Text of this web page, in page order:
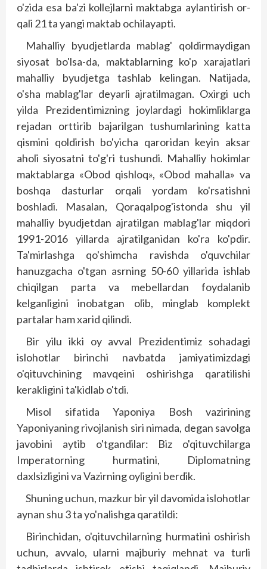
o'zida esa ba'zi kollejlarni maktabga aylantirish or­
qali 21 ta yangi maktab ochilayapti.
Mahalliy byudjetlarda mablag' qoldirmaydigan
siyosat bo'lsa-da, maktablarning ko'p xarajatlari
mahalliy byudjetga tashlab kelingan. Natijada,
o'sha mablag'lar deyarli ajratilmagan. Oxirgi uch
yilda Prezidentimizning joylardagi hokimliklarga
rejadan orttirib bajarilgan tushumlarining katta
qismini qoldirish bo'yicha qaroridan keyin aksar
aholi siyosatni to'g'ri tushundi. Mahalliy hokimlar
maktablarga «Obod qishloq», «Obod mahalla» va
boshqa dasturlar orqali yordam ko'rsatishni
boshladi. Masalan, Qoraqalpog'istonda shu yil
mahalliy byudjetdan ajratilgan mablag'lar miqdori
1991-2016 yillarda ajratilganidan ko'ra ko'pdir.
Ta'mirlashga qo'shimcha ravishda o'quvchilar
hanuzgacha o'tgan asrning 50-60 yillarida ishlab
chiqilgan parta va mebellardan foydalanib
kelganligini inobatgan olib, ming­lab komplekt
partalar ham xarid qilindi.
Bir yilu ikki oy avval Prezidentimiz sohadagi
islohotlar birinchi navbatda jamiyatimizdagi
o'qituvchining mavqeini oshirishga qaratilishi
kerakligini ta'kidlab o'tdi.
Misol sifatida Yaponiya Bosh vazirining
Yaponiyaning rivojlanish siri nimada, degan savolga
javobini aytib o'tgandilar: Biz o'qituvchilarga
Imperatorning hurmatini, Diplomatning
daxlsizligini va Vazirning oyligini berdik.
Shuning uchun, mazkur bir yil davomida islohotlar
aynan shu 3 ta yo'nalishga qaratildi:
Birinchidan, o'qituvchilarning hurmatini oshirish
uchun, avvalo, ularni majburiy mehnat va turli